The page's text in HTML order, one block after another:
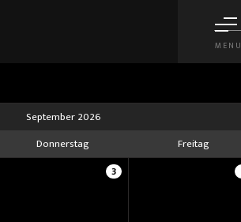
MENU
September 2026
Donnerstag Freitag
3